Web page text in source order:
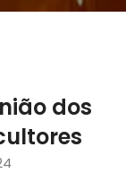
dos